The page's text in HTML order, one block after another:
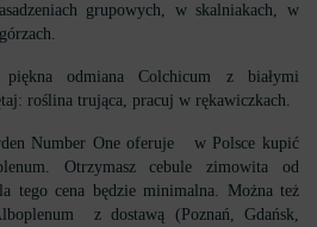
grupowych, w skalniakach, w
odmiana Colchicum z białymi
roślina trująca, pracuj w rękawiczkach.
Number One oferuje w Polsce kupić
Otrzymasz cebule zimowita od
tego cena będzie minimalna. Można też
z dostawą (Poznań, Gdańsk,